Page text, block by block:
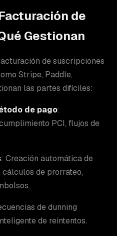
de
Gestionan
de suscripciones
Stripe, Paddle,
las partes difíciles:
de pago:
PCI, flujos de
: Creación automática de
de prorrateo,
de dunning
de reintentos.